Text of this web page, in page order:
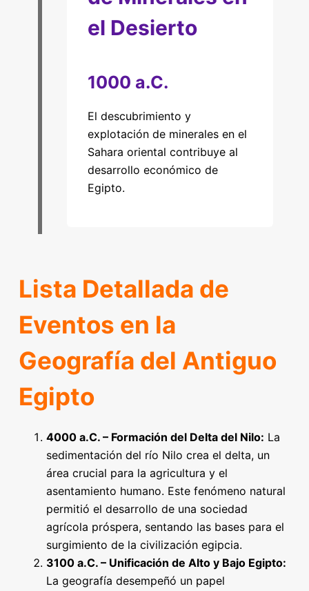
el Desierto
1000 a.C.
El descubrimiento y
explotación de minerales en el
Sahara oriental contribuye al
desarrollo económico de
Egipto.
Lista Detallada de
Eventos en la
Geografía del Antiguo
Egipto
4000 a.C. – Formación del Delta del Nilo: La
sedimentación del río Nilo crea el delta, un
área crucial para la agricultura y el
asentamiento humano. Este fenómeno natural
permitió el desarrollo de una sociedad
agrícola próspera, sentando las bases para el
surgimiento de la civilización egipcia.
3100 a.C. – Unificación de Alto y Bajo Egipto:
La geografía desempeñó un papel